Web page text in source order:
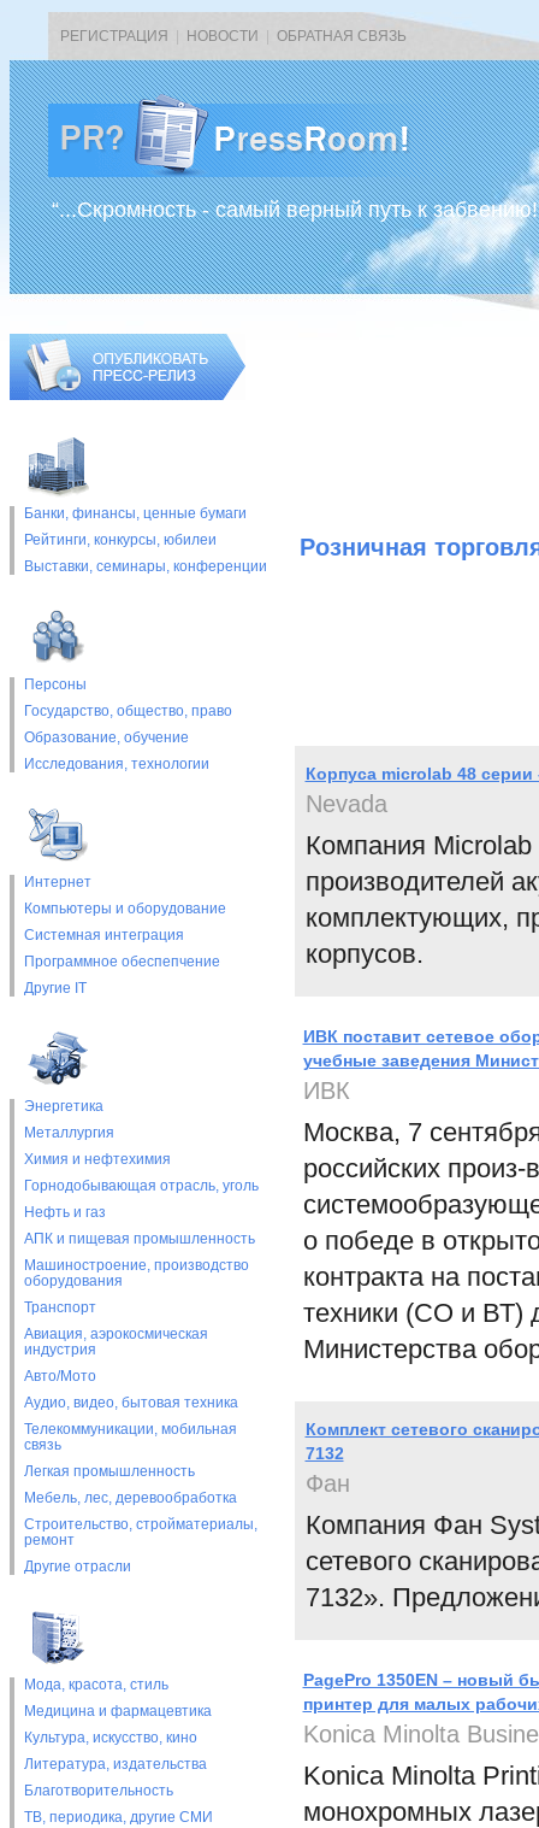
РЕГИСТРАЦИЯ НОВОСТИ ОБРАТНАЯ СВЯЗЬ
“...Скромность - самый верный путь к
Банки, финансы, ценные бумаги
Рейтинги, конкурсы, юбилеи
Выставки, cеминары, конференции
Персоны
Государство, общество, право
Образование, обучение
Исследования, технологии
Интернет
Компьютеры и оборудование
Системная интеграция
Программное обеспепчение
Другие IT
Энергетика
Металлургия
Химия и нефтехимия
Горнодобывающая отрасль, уголь
Нефть и газ
АПК и пищевая промышленность
Машиностроение, производство
оборудования
Транспорт
Авиация, аэрокосмическая
индустрия
Авто/Мото
Аудио, видео, бытовая техника
Телекоммуникации, мобильная
связь
Легкая промышленность
Мебель, лес, деревообработка
Строительство, стройматериалы,
ремонт
Другие отрасли
Мода, красота, стиль
Медицина и фармацевтика
Культура, искусство, кино
Литература, издательства
Благотворительность
ТВ, периодика, другие СМИ
Розничная
Корпуса microlab 48 серии
Nevada
Компания
производителей
комплектующих,
корпусов.
ИВК поставит сетевое
учебные заведения
ИВК
Москва, 7
российских
о победе в
контракта на
техники (СО и ВТ)
Министерства
Комплект сетевого
7132
Фан
Компания Фан
сетевого
7132».
PagePro 1350EN – новый
принтер для малых
Konica Minolta
Konica Minolta
монохромных